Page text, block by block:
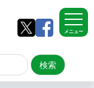
メニュー